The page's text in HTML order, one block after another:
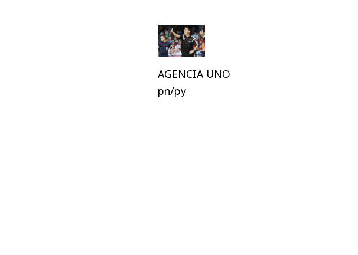
AGENCIA UNO
pn/py